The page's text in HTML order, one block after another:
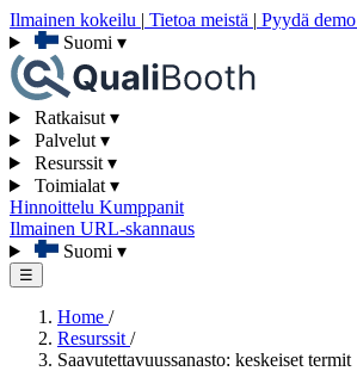
Ilmainen kokeilu | Tietoa meistä | Pyydä demo
Suomi ▾
Ratkaisut ▾
Palvelut ▾
Resurssit ▾
Toimialat ▾
Hinnoittelu Kumppanit
Ilmainen URL-skannaus
Suomi ▾
☰
Home /
Resurssit /
Saavutettavuussanasto: keskeiset termit